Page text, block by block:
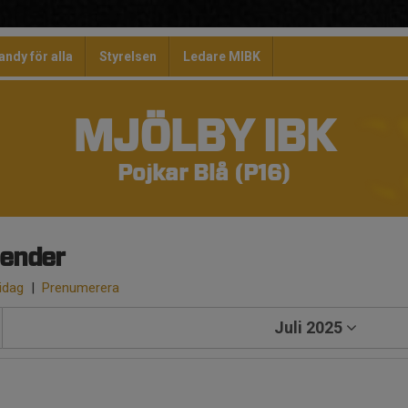
för alla Styrelsen Ledare MIBK
MJÖLBY IBK
Pojkar Blå (P16)
| Prenumerera
Juli 2025